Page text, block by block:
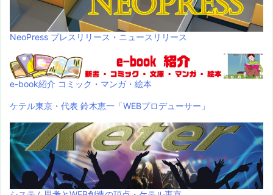
NeoPress プレスリリース・ニュースリリース
e-book紹介 コミック・マンガ・絵本
ケテル東京・代表 鈴木恵一「WEBプロデューサー」